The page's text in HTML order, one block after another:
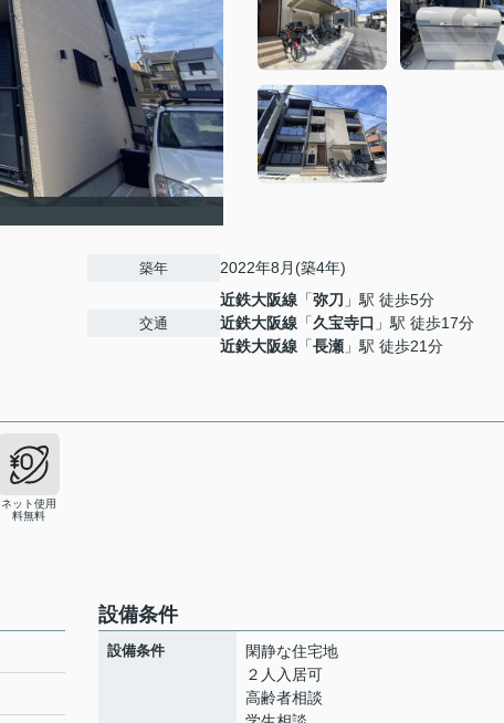
築年 2022年8月(築4年)
交通
近鉄大阪線 「弥刀 」駅 徒歩5分
近鉄大阪線 「久宝寺口 」駅 徒歩17分
近鉄大阪線 「長瀬 」駅 徒歩21分
ネット使用
料無料
設備条件
設備条件
閑静な住宅地
２人入居可
高齢者相談